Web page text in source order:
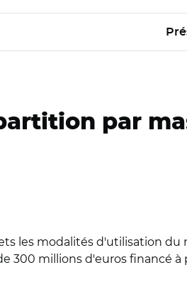
par
les modalités d'utilisation
300 millions d'euros financé